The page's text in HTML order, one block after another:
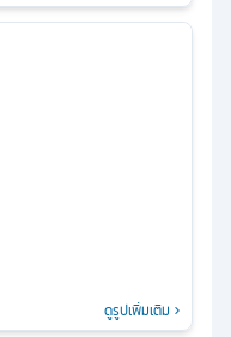
ดูรูปเพิ่มเติม